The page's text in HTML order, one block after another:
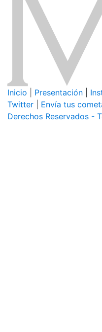
Inicio Presentación
Twitter
Envía tus
Derechos Reservados -